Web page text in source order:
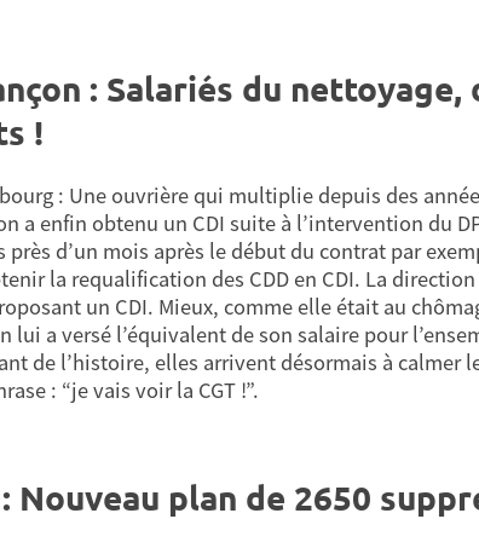
: Salariés du
!
: Une ouvrière qui multiplie depuis des
a enfin obtenu un CDI suite à l’intervention du
près d’un mois après le début du contrat par
la requalification des CDD en CDI. La
un CDI. Mieux, comme elle était au
lui a versé l’équivalent de son salaire pour
de l’histoire, elles arrivent désormais à calmer
: “je vais voir la CGT !”.
Nouveau plan de 2650